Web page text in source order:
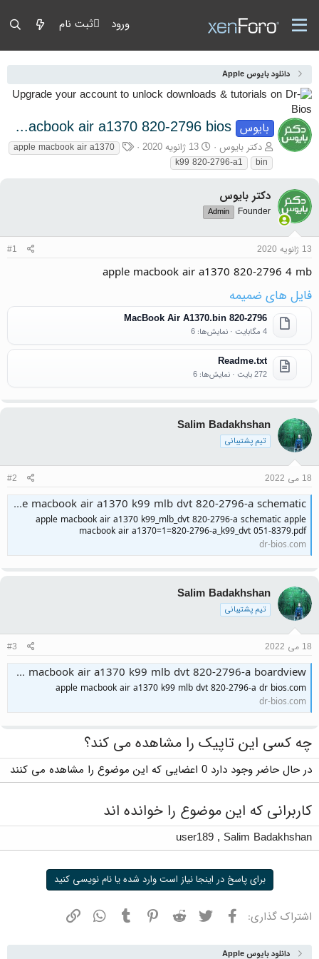
ورود ثبت نام
دانلود بایوس Apple
بایوس apple macbook air a1370 820-2796 bios
آغازگر گفتمان
دکتر بایوس تاریخ شروع
13 ژانویه 2020 برچسب‌ها
apple macbook air a1370
bin
k99 820-2796-a1
دکتر بایوس
Founder
Admin
13 ژانویه 2020 #1
apple macbook air a1370 820-2796 4 mb
فایل های ضمیمه
820-2796 MacBook Air A1370.bin
4 مگابایت · نمایش‌ها: 6
Readme.txt
272 بایت · نمایش‌ها: 6
Salim Badakhshan
تیم پشتیبانی
18 می 2022 #2
apple macbook air a1370 k99 mlb dvt 820-2796-a schematic
apple macbook air a1370 k99_mlb_dvt 820-2796-a schematic apple
macbook air a1370=1=820-2796-a_k99_dvt 051-8379.pdf
dr-bios.com
Salim Badakhshan
تیم پشتیبانی
18 می 2022 #3
apple macbook air a1370 k99 mlb dvt 820-2796-a boardview
apple macbook air a1370 k99 mlb dvt 820-2796-a dr bios.com
dr-bios.com
چه کسی این تاپیک را مشاهده می کند؟
در حال حاضر وجود دارد 0 اعضایی که این موضوع را مشاهده می کنند
کاربرانی که این موضوع را خوانده اند
Salim Badakhshan
,
user189
برای پاسخ در اینجا نیاز است وارد شده یا نام نویسی کنید
اشتراک گذاری: فیسبوک توییتر ردیت پینترستتامبلر واتسپ
دانلود بایوس Apple